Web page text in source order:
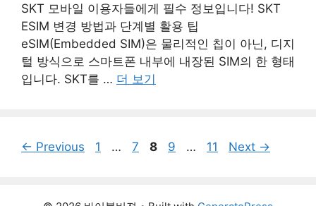
SKT 모바일 이용자들에게 필수 정보입니다! SKT
ESIM 변경 방법과 단계별 활용 팁
eSIM(Embedded SIM)은 물리적인 칩이 아닌, 디지
털 방식으로 스마트폰 내부에 내장된 SIM의 한 형태
입니다. SKT를 … 더 보기
← Previous Page
1 … Page
7 Page
8 Page
9 … Page
11 Next →